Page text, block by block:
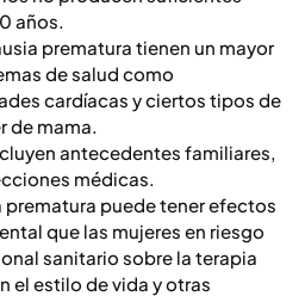
años.
prematura tienen un mayor
de salud como
cardíacas y ciertos tipos de
de mama.
antecedentes familiares,
médicas.
prematura puede tener efectos
que las mujeres en riesgo
sanitario sobre la terapia
el estilo de vida y otras